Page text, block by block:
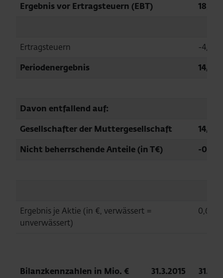
Ergebnis vor Ertragsteuern (EBT) 18,3
Ertragsteuern
-4,2
Periodenergebnis
14,0
Davon entfallend auf:
Gesellschafter der Muttergesellschaft
14,1
Nicht beherrschende Anteile (in T€)
-0,6
Ergebnis je Aktie (in €, verwässert =
unverwässert)
0,67
Bilanzkennzahlen in Mio. € 31.3.2015